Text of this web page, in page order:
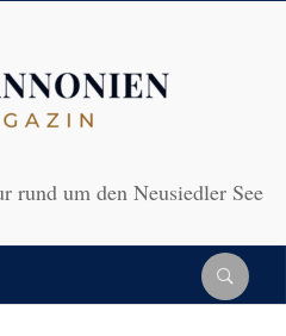
rund um den Neusiedler See